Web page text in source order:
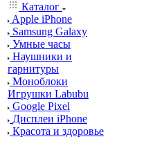
Каталог
Apple iPhone
Samsung Galaxy
Умные часы
Наушники и
гарнитуры
Моноблоки
Игрушки Labubu
Google Pixel
Дисплеи iPhone
Красота и здоровье